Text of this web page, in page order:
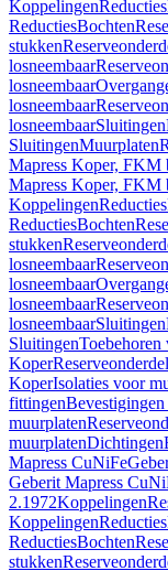
KoppelingenReducties
ReductiesBochten
stukken
losneembaar
losneembaar
losneembaar
losneembaarSluitingen
SluitingenMuurplaten
Mapress Koper, FKM
Mapress Koper, FKM
KoppelingenReducties
ReductiesBochten
stukken
losneembaar
losneembaar
losneembaar
losneembaarSluitingen
SluitingenToebehoren
Koper
KoperIsolaties voor
fittingen
muurplaten
muurplatenDichtingen
Mapress CuNiFe
Geberit Mapress
2.1972Koppelingen
KoppelingenReducties
ReductiesBochten
stukken